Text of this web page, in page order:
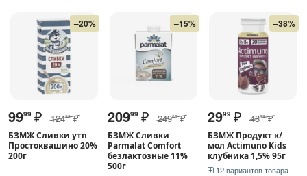
–20%
9999 ₽ 12499 ₽
БЗМЖ Сливки утп
Простоквашино 20%
200г
–15%
20999 ₽ 24900 ₽
БЗМЖ Сливки
Parmalat Comfort
безлактозные 11%
500г
–38%
2999 ₽ 4899 ₽
БЗМЖ Продукт к/
мол Actimuno Kids
клубника 1,5% 95г
12 вариантов товара